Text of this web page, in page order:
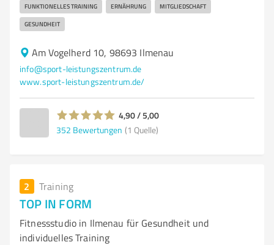
FUNKTIONELLES TRAINING ERNÄHRUNG MITGLIEDSCHAFT
GESUNDHEIT
Am Vogelherd 10, 98693 Ilmenau
info@sport-leistungszentrum.de
www.sport-leistungszentrum.de/
4,90 / 5,00
352 Bewertungen (1 Quelle)
2 Training
TOP IN FORM
Fitnessstudio in Ilmenau für Gesundheit und
individuelles Training